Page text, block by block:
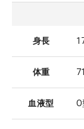
身長
体重
血液型 O